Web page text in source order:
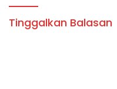
Tinggalkan Balasan